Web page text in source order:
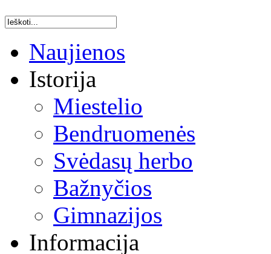
Naujienos
Istorija
Miestelio
Bendruomenės
Svėdasų herbo
Bažnyčios
Gimnazijos
Informacija